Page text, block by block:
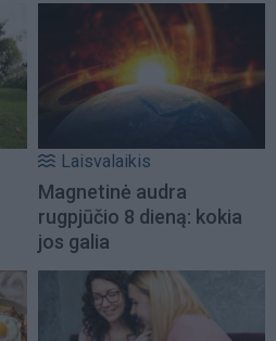
Laisvalaikis
Magnetinė audra
rugpjūčio 8 dieną: kokia
jos galia